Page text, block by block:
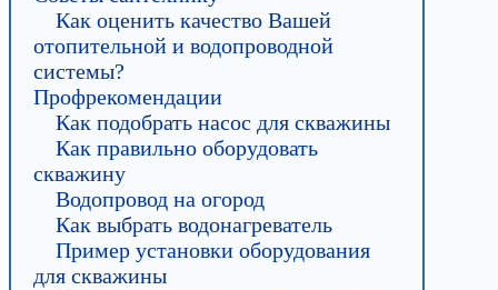
Как оценить качество Вашей
отопительной и водопроводной
системы?
Профрекомендации
Как подобрать насос для скважины
Как правильно оборудовать
скважину
Водопровод на огород
Как выбрать водонагреватель
Пример установки оборудования
для скважины